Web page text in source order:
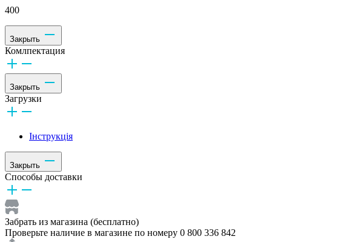
400
Закрыть
Комлпектация
Закрыть
Загрузки
Інструкція
Закрыть
Способы доставки
Забрать из магазина (бесплатно)
Проверьте наличие в магазине по номеру 0 800 336 842